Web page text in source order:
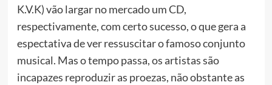
K.V.K) vão largar no mercado um CD,
respectivamente, com certo sucesso, o que gera a
espectativa de ver ressuscitar o famoso conjunto
musical. Mas o tempo passa, os artistas são
incapazes reproduzir as proezas, não obstante as